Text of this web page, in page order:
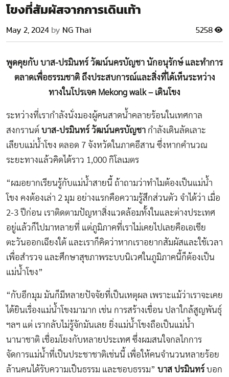
โขงที่สัมผัสจากการเดินเท้า
May 2, 2024 by NG Thai 5258
พูดคุยกับ บาส-ปรมินทร์ วัฒน์นครบัญชา นักอนุรักษ์ และทำการ
ตลาดเพื่อธรรมชาติ ถึงประสบการณ์และสิ่งที่ได้เห็นระหว่าง
ทางในโปรเจค Mekong walk – เดินโขง
ระหว่างที่เรากำลังนั่งมองผู้คนสาดน้ำคลายร้อนในเทศกาล
สงกรานต์ บาส-ปรมินทร์ วัฒน์นครบัญชา กำลังเดินลัดเลาะ
เลียบแม่น้ำโขง ตลอด 7 จังหวัดในภาคอีสาน ซึ่งหากคำนวณ
ระยะทางแล้วคิดได้ราว 1,000 กิโลเมตร
“ผมอยากเรียนรู้กับแม่น้ำสายนี้ ถ้าถามว่าทำไมต้องเป็นแม่น้ำ
โขง คงต้องเล่า 2 มุม อย่างแรกคือความรู้สึกส่วนตัว จำได้ว่า เมื่อ
2-3 ปีก่อน เราติดตามปัญหาสิ่งแวดล้อมทั้งในและต่างประเทศ
อยู่แล้วก็ไปมาหลายที่ แต่ภูมิภาคที่เราไม่เคยไปเลยคือเอเชีย
ตะวันออกเฉียงใต้ และเราก็คิดว่าหากเราอยากสัมผัสและใช้เวลา
เพื่อสำรวจ และศึกษาสุขภาพระบบนิเวศในภูมิภาคนี้ก็ต้องเป็น
แม่น้ำโขง”
“กับอีกมุม มันก็มีหลายปัจจัยที่เป็นเหตุผล เพราะแม้ว่าเราจะเคย
ได้ยินเรื่องแม่น้ำโขงมามาก เช่น การสร้างเขื่อน ปลาใกล้สูญพันธุ์
ฯลฯ แต่ เรากลับไม่รู้จักมันเลย ยิ่งแม่น้ำโขงถือเป็นแม่น้ำ
นานาชาติ เชื่อมโยงกับหลายประเทศ ซึ่งผมสนใจกลไกการ
จัดการแม่น้ำที่เป็นประชาชาติเช่นนี้ เพื่อให้คนจำนวนหลายร้อย
ล้านคนได้รับความเป็นธรรม และชอบธรรม” บาส ปรมินทร์ บอก